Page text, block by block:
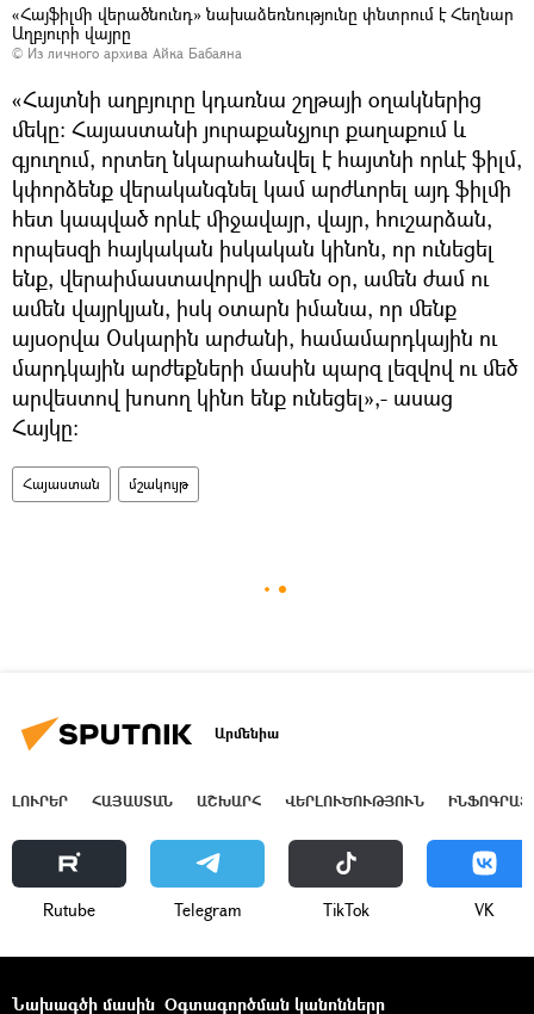
«Հայֆիլմի վերածնունդ» նախաձեռնությունը փնտրում է Հեղնար
Աղբյուրի վայրը
© Из личного архива Айка Бабаяна
«Հայտնի աղբյուրը կդառնա շղթայի օղակներից
մեկը: Հայաստանի յուրաքանչյուր քաղաքում և
գյուղում, որտեղ նկարահանվել է հայտնի որևէ ֆիլմ,
կփորձենք վերականգնել կամ արժևորել այդ ֆիլմի
հետ կապված որևէ միջավայր, վայր, հուշարձան,
որպեսզի հայկական իսկական կինոն, որ ունեցել
ենք, վերաիմաստավորվի ամեն օր, ամեն ժամ ու
ամեն վայրկյան, իսկ օտարն իմանա, որ մենք
այսօրվա Օսկարին արժանի, համամարդկային ու
մարդկային արժեքների մասին պարզ լեզվով ու մեծ
արվեստով խոսող կինո ենք ունեցել»,- ասաց
Հայկը:
Հայաստան մշակույթ
Արմենիա
ԼՈՒՐԵՐ ՀԱՅԱՍՏԱՆ ԱՇԽԱՐՀ ՎԵՐԼՈՒԾՈՒԹՅՈՒՆ
Rutube Telegram ТikТоk VK
Նախագծի մասին Օգտագործման կանոնները